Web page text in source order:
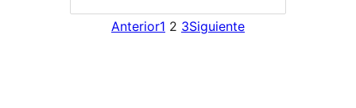
Anterior1 2 3Siguiente